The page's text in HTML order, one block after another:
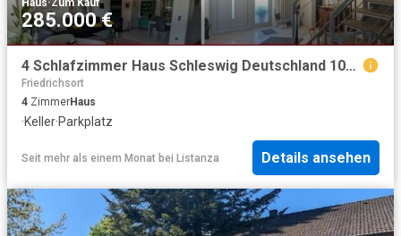
Haus·Zum Kauf
285.000 €
4 Schlafzimmer Haus Schleswig Deutschland 103341769
Friedrichsort
4 ZimmerHaus
·Keller·Parkplatz
Seit mehr als einem Monat bei Listanza Details ansehen